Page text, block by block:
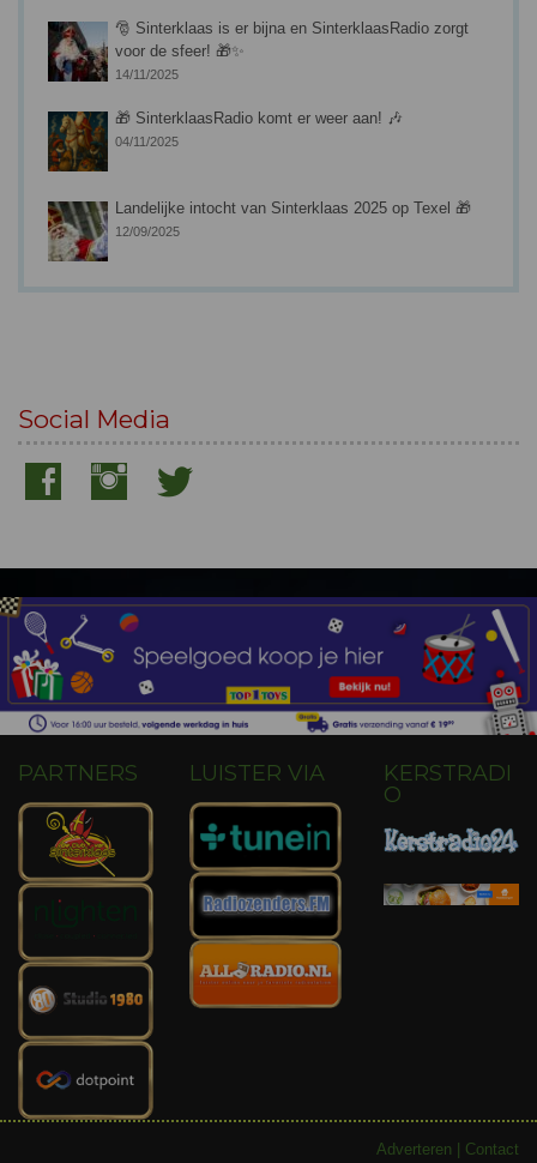
🎅 Sinterklaas is er bijna en SinterklaasRadio zorgt
voor de sfeer! 🎁✨
14/11/2025
🎁 SinterklaasRadio komt er weer aan! 🎶
04/11/2025
Landelijke intocht van Sinterklaas 2025 op Texel 🎁
12/09/2025
Social Media
PARTNERS LUISTER VIA
KERSTRADI
O
Adverteren Contact